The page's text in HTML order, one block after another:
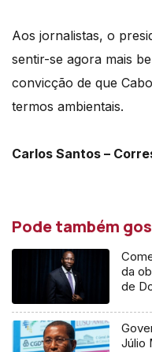
Aos jornalistas, o
sentir-se agora mais
convicção de que
termos ambientais.
Carlos Santos –
Pode também
da
de
Júlio